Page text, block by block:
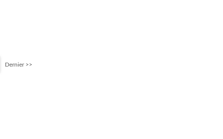
Dernière
Dernier >>